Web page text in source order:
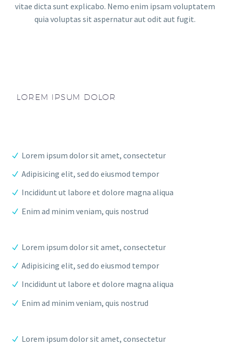
vitae dicta sunt explicabo. Nemo enim ipsam voluptatem
quia voluptas sit aspernatur aut odit aut fugit.
LOREM IPSUM DOLOR
Lorem ipsum dolor sit amet, consectetur
Adipisicing elit, sed do eiusmod tempor
Incididunt ut labore et dolore magna aliqua
Enim ad minim veniam, quis nostrud
Lorem ipsum dolor sit amet, consectetur
Adipisicing elit, sed do eiusmod tempor
Incididunt ut labore et dolore magna aliqua
Enim ad minim veniam, quis nostrud
Lorem ipsum dolor sit amet, consectetur